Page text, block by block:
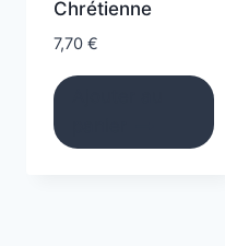
Chrétienne
7,70 €